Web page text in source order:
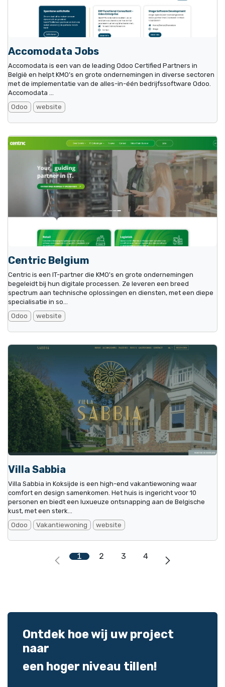
Accomodata Jobs
Accomodata is een van de leading Odoo Certified Partners in
België en helpt KMO’s en grote ondernemingen in diverse sectoren
met de implementatie van de alles-in-één bedrijfssoftware Odoo.
Accomodata ...
Odoo website
Centric Belgium
Centric is een IT-partner die KMO's en grote ondernemingen
begeleidt bij hun digitale processen. Ze leveren een breed
spectrum aan technische oplossingen en diensten, met een diepe
specialisatie in so...
Odoo website
Villa Sabbia
Villa Sabbia in Koksijde is een high-end vakantiewoning waar
comfort en design samenkomen. Het huis is ingericht voor 10
personen en biedt een luxueuze ontsnapping aan de Belgische
kust, met een sterk...
Odoo Vakantiewoning website
1 2 3 4
Ontdek hoe wij uw project
naar
een hoger niveau tillen!